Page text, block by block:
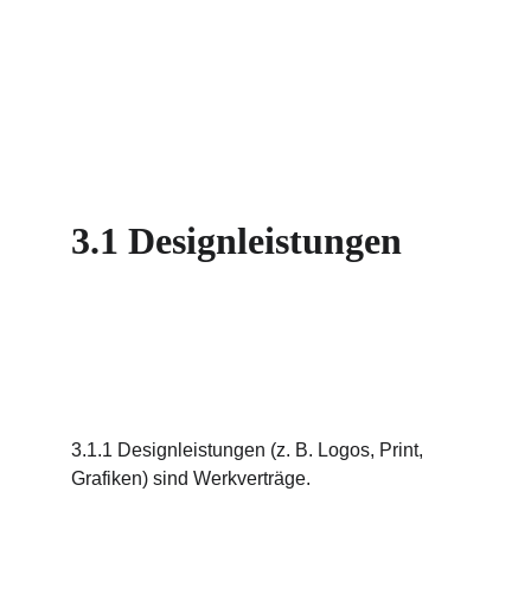
3.1 Designleistungen
3.1.1 Designleistungen (z. B. Logos, Print,
Grafiken) sind Werkverträge.